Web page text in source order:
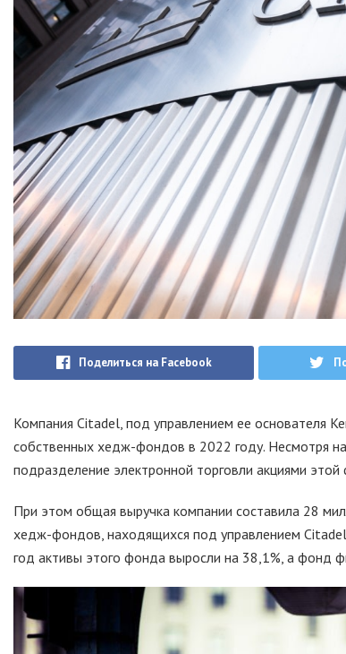
Поделиться на Facebook
Компания Citadel, под управлением ее основателя
собственных хедж-фондов в 2022 году. Несмотря
подразделение электронной торговли акциями
При этом общая выручка компании составила 28
хедж-фондов, находящихся под управлением
год активы этого фонда выросли на 38,1%, а фонд